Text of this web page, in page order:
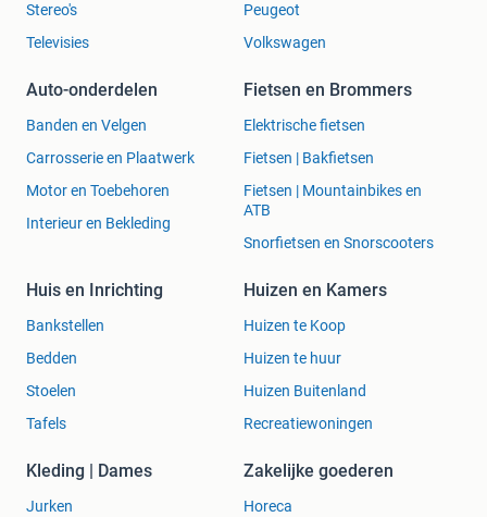
Stereo's
Televisies
Peugeot
Volkswagen
Auto-onderdelen
Banden en Velgen
Carrosserie en Plaatwerk
Motor en Toebehoren
Interieur en Bekleding
Fietsen en Brommers
Elektrische fietsen
Fietsen | Bakfietsen
Fietsen | Mountainbikes en
ATB
Snorfietsen en Snorscooters
Huis en Inrichting
Bankstellen
Bedden
Stoelen
Tafels
Huizen en Kamers
Huizen te Koop
Huizen te huur
Huizen Buitenland
Recreatiewoningen
Kleding | Dames
Jurken
Zakelijke goederen
Horeca